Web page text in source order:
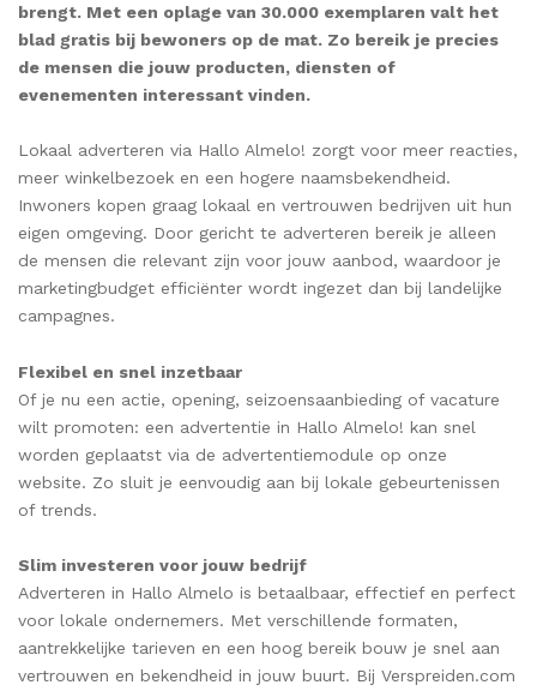
brengt. Met een oplage van 30.000 exemplaren valt het
blad gratis bij bewoners op de mat. Zo bereik je precies
de mensen die jouw producten, diensten of
evenementen interessant vinden.
Lokaal adverteren via Hallo Almelo! zorgt voor meer reacties,
meer winkelbezoek en een hogere naamsbekendheid.
Inwoners kopen graag lokaal en vertrouwen bedrijven uit hun
eigen omgeving. Door gericht te adverteren bereik je alleen
de mensen die relevant zijn voor jouw aanbod, waardoor je
marketingbudget efficiënter wordt ingezet dan bij landelijke
campagnes.
Flexibel en snel inzetbaar
Of je nu een actie, opening, seizoensaanbieding of vacature
wilt promoten: een advertentie in Hallo Almelo! kan snel
worden geplaatst via de advertentiemodule op onze
website. Zo sluit je eenvoudig aan bij lokale gebeurtenissen
of trends.
Slim investeren voor jouw bedrijf
Adverteren in Hallo Almelo is betaalbaar, effectief en perfect
voor lokale ondernemers. Met verschillende formaten,
aantrekkelijke tarieven en een hoog bereik bouw je snel aan
vertrouwen en bekendheid in jouw buurt. Bij Verspreiden.com